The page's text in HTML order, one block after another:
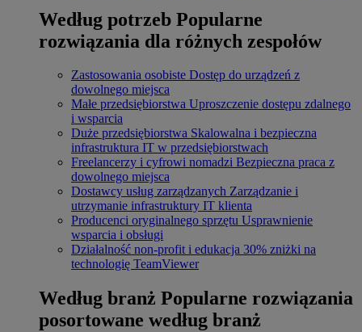
Według potrzeb Popularne
rozwiązania dla różnych zespołów
Zastosowania osobiste Dostęp do urządzeń z
dowolnego miejsca
Małe przedsiębiorstwa Uproszczenie dostępu zdalnego
i wsparcia
Duże przedsiębiorstwa Skalowalna i bezpieczna
infrastruktura IT w przedsiębiorstwach
Freelancerzy i cyfrowi nomadzi Bezpieczna praca z
dowolnego miejsca
Dostawcy usług zarządzanych Zarządzanie i
utrzymanie infrastruktury IT klienta
Producenci oryginalnego sprzętu Usprawnienie
wsparcia i obsługi
Działalność non-profit i edukacja 30% zniżki na
technologię TeamViewer
Według branż Popularne rozwiązania
posortowane według branż